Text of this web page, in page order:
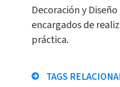
Decoración y
encargados de
práctica.
TAGS